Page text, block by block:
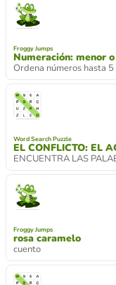
Froggy Jumps
Numeración: menor
Ordena números hasta
Word Search Puzzle
EL CONFLICTO: EL
ENCUENTRA LAS
Froggy Jumps
rosa caramelo
cuento